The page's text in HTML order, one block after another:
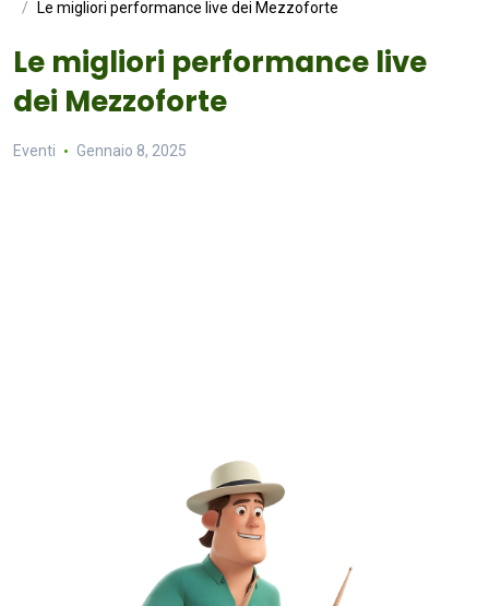
Le migliori performance live dei Mezzoforte
Le migliori performance live
dei Mezzoforte
Eventi Gennaio 8, 2025